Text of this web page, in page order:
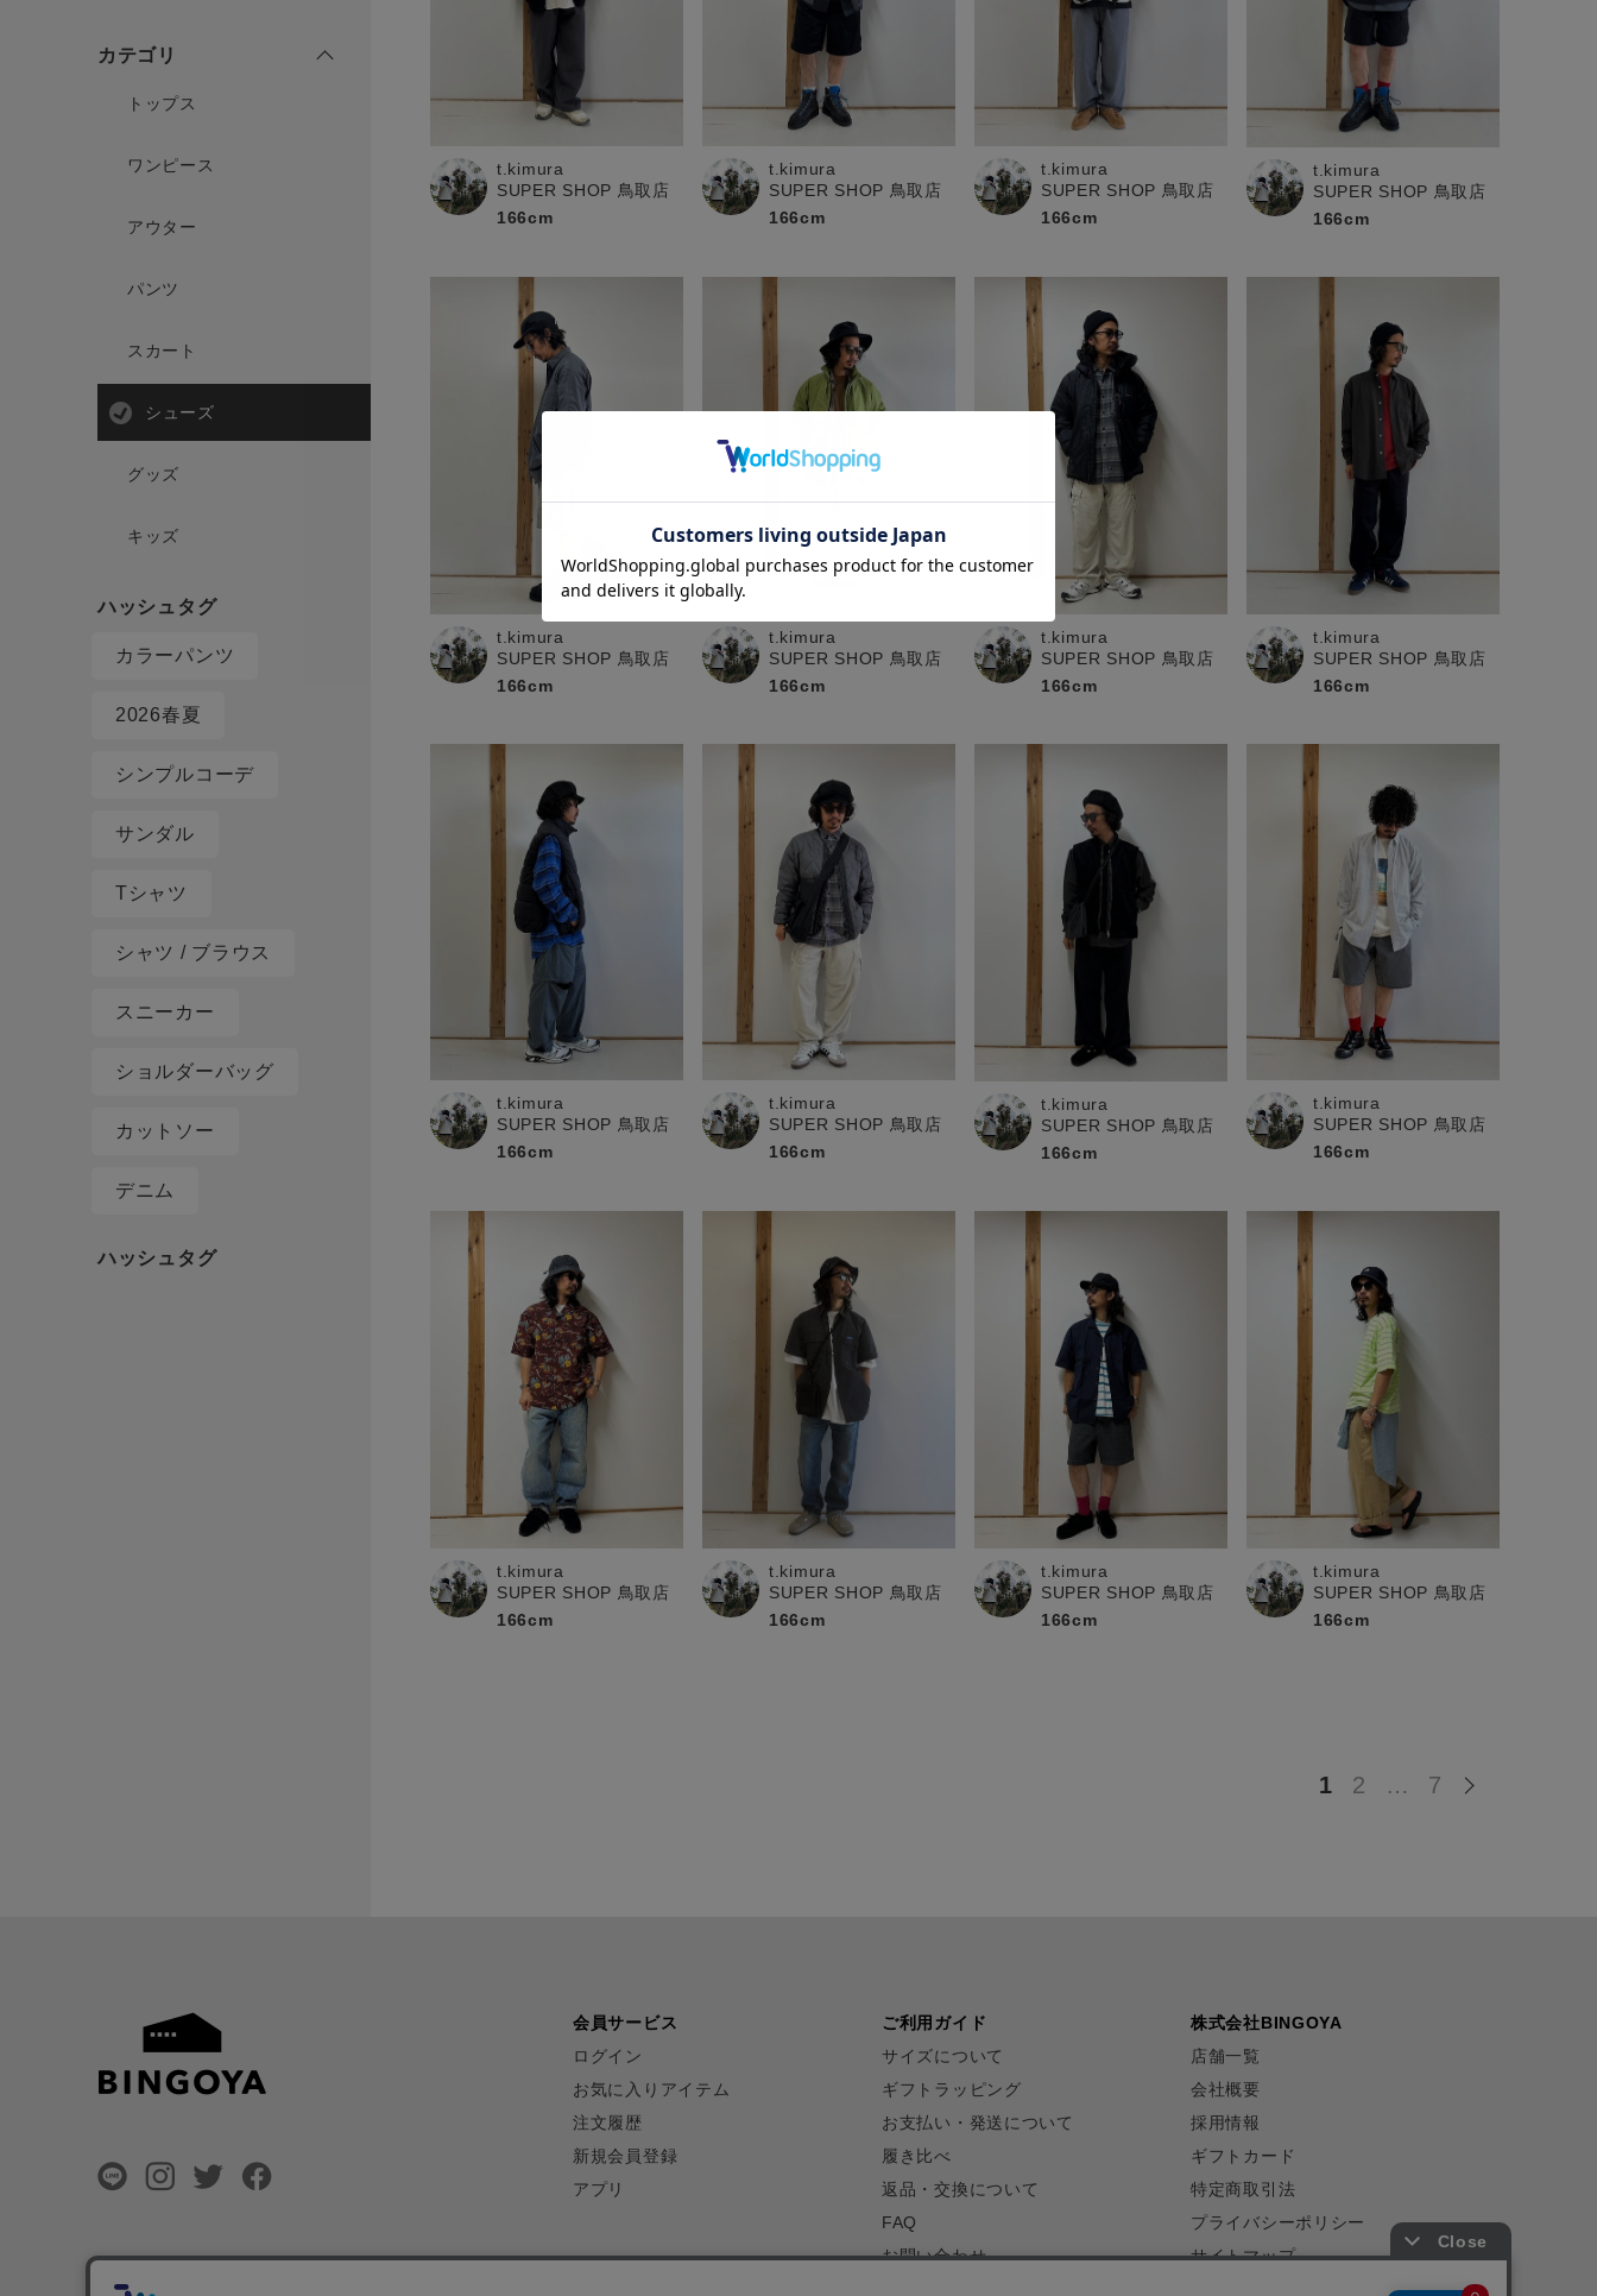
カテゴリ
トップス
ワンピース
アウター
パンツ
スカート
シューズ
グッズ
キッズ
カラーパンツ
2026春夏
シンプルコーデ
サンダル
Tシャツ
シャツ / ブラウス
スニーカー
ショルダーバッグ
カットソー
デニム
t.kimura
SUPER SHOP 鳥取店
166cm
t.kimura
SUPER SHOP 鳥取店
166cm
t.kimura
SUPER SHOP 鳥取店
166cm
t.kimura
SUPER SHOP 鳥取店
166cm
t.kimura
SUPER SHOP 鳥取店
166cm
t.kimura
SUPER SHOP 鳥取店
166cm
t.kimura
SUPER SHOP 鳥取店
166cm
t.kimura
SUPER SHOP 鳥取店
166cm
t.kimura
SUPER SHOP 鳥取店
166cm
t.kimura
SUPER SHOP 鳥取店
166cm
t.kimura
SUPER SHOP 鳥取店
166cm
t.kimura
SUPER SHOP 鳥取店
166cm
t.kimura
SUPER SHOP 鳥取店
166cm
t.kimura
SUPER SHOP 鳥取店
166cm
t.kimura
SUPER SHOP 鳥取店
166cm
t.kimura
SUPER SHOP 鳥取店
166cm
1 2 … 7
会員サービス
ログイン
お気に入りアイテム
注文履歴
新規会員登録
アプリ
ご利用ガイド
サイズについて
ギフトラッピング
お支払い・発送について
履き比べ
返品・交換について
FAQ
お問い合わせ
株式会社BINGOYA
店舗一覧
会社概要
採用情報
ギフトカード
特定商取引法
プライバシーポリシー
サイトマップ